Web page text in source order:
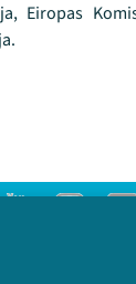
Eiropas